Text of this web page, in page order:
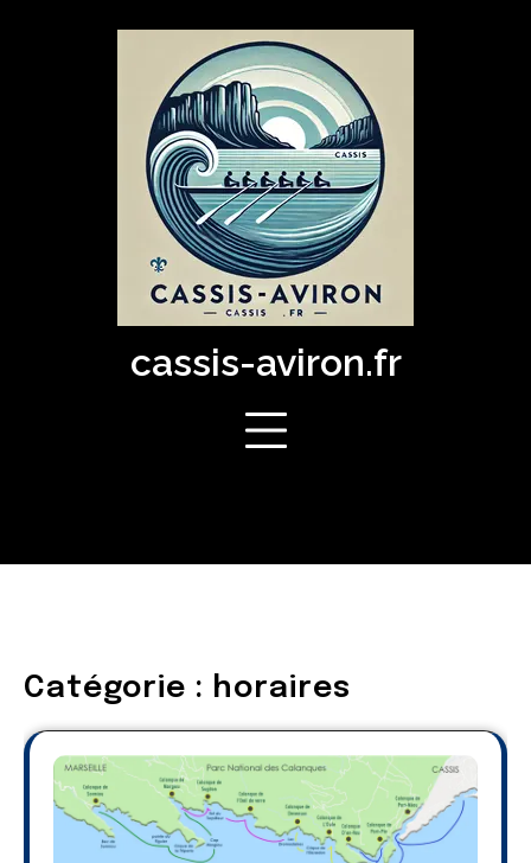
cassis-aviron.fr
Catégorie : horaires